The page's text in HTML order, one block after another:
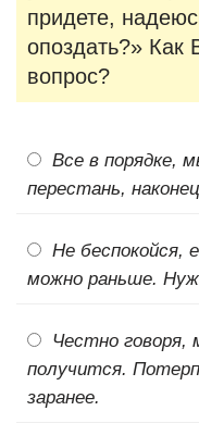
придете,
опоздать?» Как
вопрос?
Все в порядке,
перестань,
Не беспокойся,
можно раньше.
Честно говоря,
получится.
заранее.